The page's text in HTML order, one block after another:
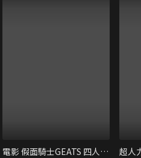
電影 假面騎士GEATS 四人的ACE與黑狐